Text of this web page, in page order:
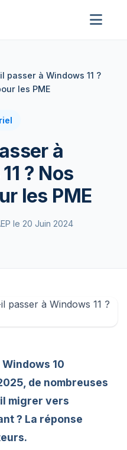
passer à Windows 11 ?
les PME
à
? Nos
les PME
le 20 Juin 2024
10
de nombreuses
migrer vers
? La réponse